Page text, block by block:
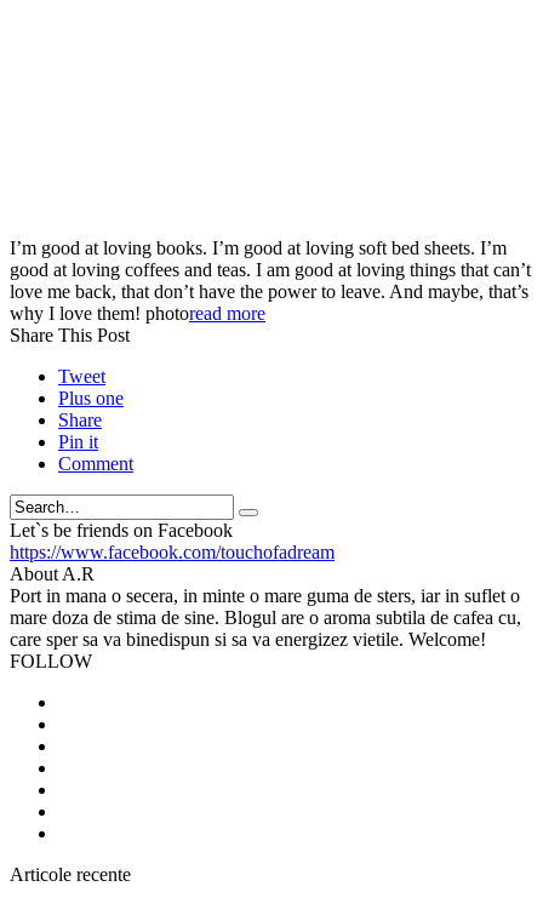
I’m good at loving books. I’m good at loving soft bed sheets. I’m
good at loving coffees and teas. I am good at loving things that can’t
love me back, that don’t have the power to leave. And maybe, that’s
why I love them! photoread more
Share This Post
Tweet
Plus one
Share
Pin it
Comment
Search
Let`s be friends on Facebook
https://www.facebook.com/touchofadream
About A.R
Port in mana o secera, in minte o mare guma de sters, iar in suflet o
mare doza de stima de sine. Blogul are o aroma subtila de cafea cu,
care sper sa va binedispun si sa va energizez vietile. Welcome!
FOLLOW
Articole recente